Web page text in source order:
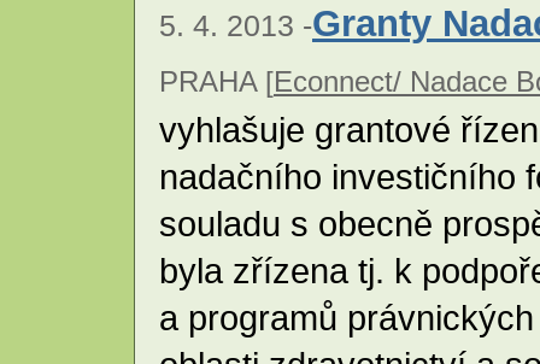
5. 4. 2013 -Granty
PRAHA [Econnect/ Nadace
vyhlašuje grantové
nadačního investičního
souladu s obecně
byla zřízena tj. k
a programů